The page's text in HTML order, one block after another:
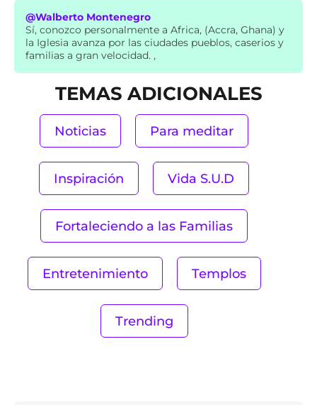
@Walberto Montenegro
Sí, conozco personalmente a Africa, (Accra, Ghana) y
la Iglesia avanza por las ciudades pueblos, caserios y
familias a gran velocidad. ,
TEMAS ADICIONALES
Noticias Para meditar
Inspiración Vida S.U.D
Fortaleciendo a las Familias
Entretenimiento Templos
Trending